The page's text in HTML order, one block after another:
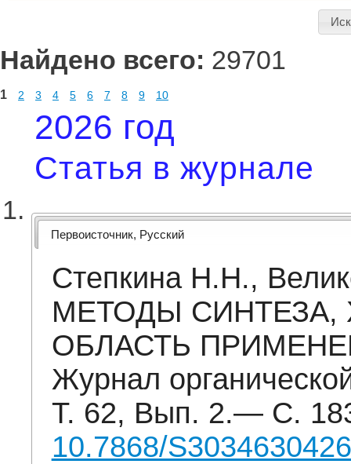
Найдено всего: 29701
1 2 3 4 5 6 7 8 9 10
2026 год
Статья в журнале
Первоисточник, Русский
Степкина Н.Н.,
МЕТОДЫ СИНТЕЗА,
ОБЛАСТЬ
Журнал
Т. 62, Вып. 2.— С.
10.7868/